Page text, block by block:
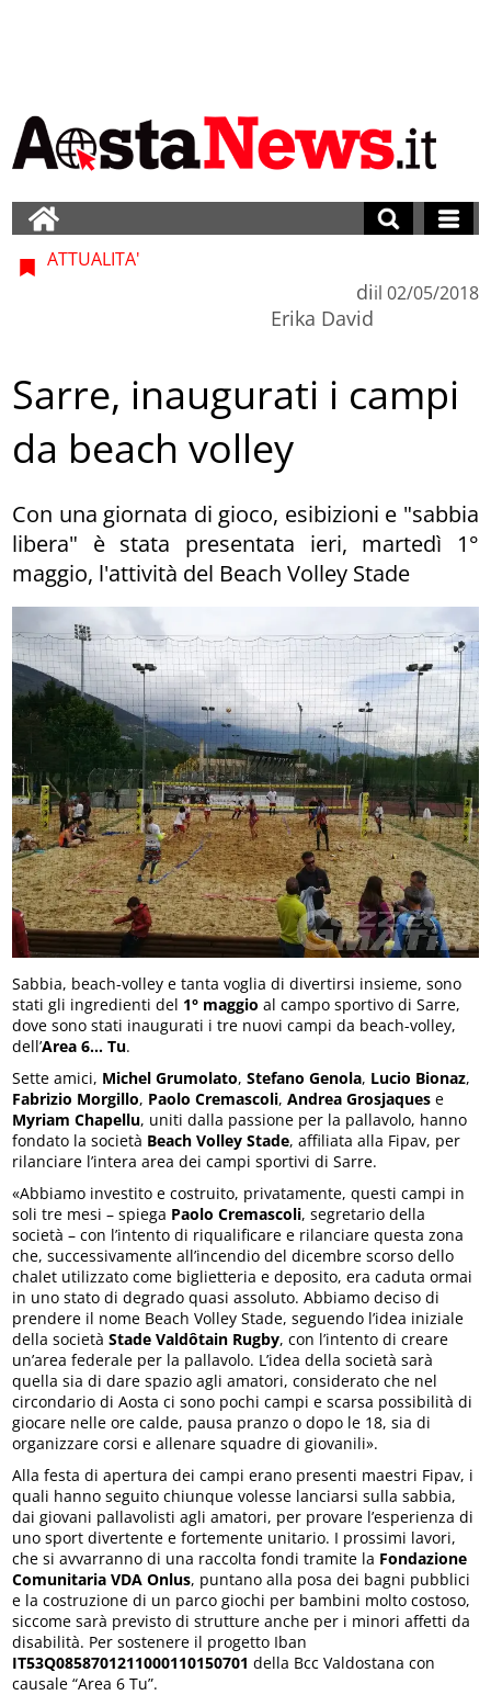
ATTUALITA'
di
Erika David
il 02/05/2018
Sarre, inaugurati i campi
da beach volley
Con una giornata di gioco, esibizioni e "sabbia
libera" è stata presentata ieri, martedì 1°
maggio, l'attività del Beach Volley Stade
Sabbia, beach-volley e tanta voglia di divertirsi insieme, sono
stati gli ingredienti del 1° maggio al campo sportivo di Sarre,
dove sono stati inaugurati i tre nuovi campi da beach-volley,
dell’Area 6… Tu.
Sette amici, Michel Grumolato,Stefano Genola, Lucio Bionaz,
Fabrizio Morgillo, Paolo Cremascoli,Andrea Grosjaques e
Myriam Chapellu, uniti dalla passione per la pallavolo, hanno
fondato la società Beach Volley Stade, affiliata alla Fipav, per
rilanciare l’intera area dei campi sportivi di Sarre.
«Abbiamo investito e costruito, privatamente, questi campi in
soli tre mesi – spiega Paolo Cremascoli, segretario della
società – con l’intento di riqualificare e rilanciare questa zona
che, successivamente all’incendio del dicembre scorso dello
chalet utilizzato come biglietteria e deposito, era caduta ormai
in uno stato di degrado quasi assoluto. Abbiamo deciso di
prendere il nome Beach Volley Stade, seguendo l’idea iniziale
della società Stade Valdôtain Rugby, con l’intento di creare
un’area federale per la pallavolo. L’idea della società sarà
quella sia di dare spazio agli amatori, considerato che nel
circondario di Aosta ci sono pochi campi e scarsa possibilità di
giocare nelle ore calde, pausa pranzo o dopo le 18, sia di
organizzare corsi e allenare squadre di giovanili».
Alla festa di apertura dei campi erano presenti maestri Fipav, i
quali hanno seguito chiunque volesse lanciarsi sulla sabbia,
dai giovani pallavolisti agli amatori, per provare l’esperienza di
uno sport divertente e fortemente unitario. I prossimi lavori,
che si avvarranno di una raccolta fondi tramite la Fondazione
Comunitaria VDA Onlus, puntano alla posa dei bagni pubblici
e la costruzione di un parco giochi per bambini molto costoso,
siccome sarà previsto di strutture anche per i minori affetti da
disabilità. Per sostenere il progetto Iban
IT53Q0858701211000110150701 della Bcc Valdostana con
causale “Area 6 Tu”.